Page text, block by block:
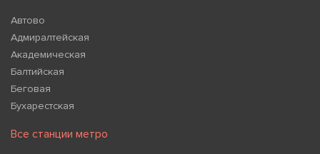
Автово
Адмиралтейская
Академическая
Балтийская
Беговая
Бухарестская
Все станции метро